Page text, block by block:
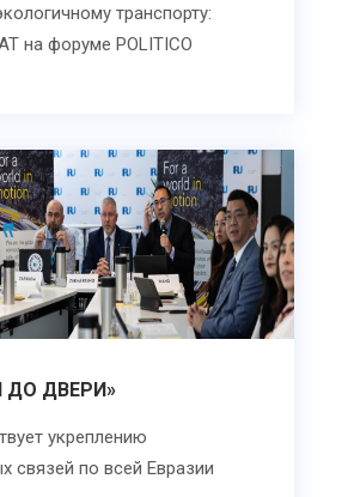
транспорту:
на форуме POLITICO
ДО ДВЕРИ»
укреплению
связей по всей Евразии